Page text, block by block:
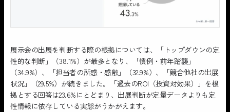
展示会の出展を判断する際の根拠については、「トップダウンの定
性的な判断」（38.1%）が最多となり、「慣例・前年踏襲」
（34.9%）、「担当者の所感・感触」（32.9%）、「競合他社の出展
状況」（29.5%）が続きました。「過去のROI（投資対効果）」を根
拠とする回答は23.6%にとどまり、出展判断が定量データよりも定
性情報に依存している実態がうかがえます。